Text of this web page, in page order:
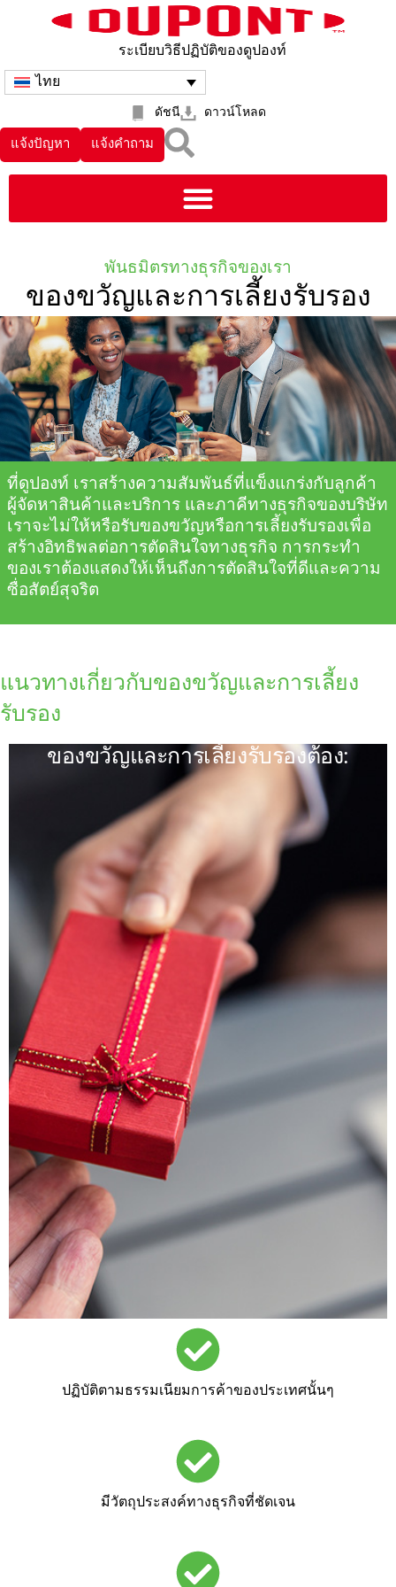
ระเบียบวิธีปฏิบัติของดูปองท์
ไทย
ดัชนี ดาวน์โหลด
แจ้งปัญหา แจ้งคำถาม
พันธมิตรทางธุรกิจของเรา
ของขวัญและการเลี้ยงรับรอง
ที่ดูปองท์ เราสร้างความสัมพันธ์ที่แข็งแกร่งกับลูกค้า
ผู้จัดหาสินค้าและบริการ และภาคีทางธุรกิจของบริษัท
เราจะไม่ ให้หรือรับของขวัญหรือการเลี้ยงรับรองเพื่อ
สร้างอิทธิพลต่อการตัดสินใจทางธุรกิจ การกระทำ
ของเราต้องแสดงให้เห็นถึงการตัดสินใจที่ดีและความ
ซื่อสัตย์สุจริต
แนวทางเกี่ยวกับของขวัญและการเลี้ยง
รับรอง
ของขวัญและการเลี้ยงรับรองต้อง:
ปฏิบัติตามธรรมเนียมการค้าของประเทศนั้นๆ
มีวัตถุประสงค์ทางธุรกิจที่ชัดเจน